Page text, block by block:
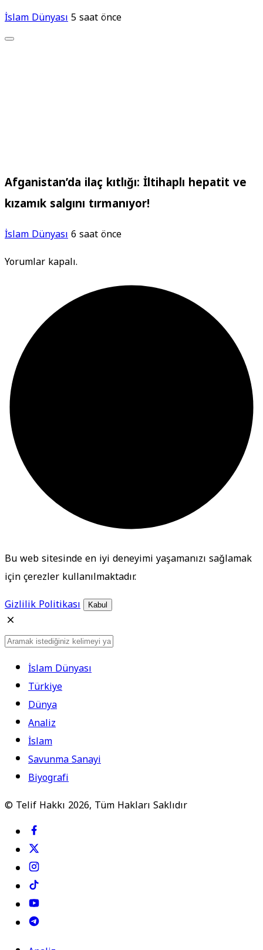
İslam Dünyası5 saat önce
Afganistan’da ilaç kıtlığı: İltihaplı hepatit ve
kızamık salgını tırmanıyor!
İslam Dünyası6 saat önce
Yorumlar kapalı.
Bu web sitesinde en iyi deneyimi yaşamanızı sağlamak
için çerezler kullanılmaktadır.
Gizlilik Politikası
Kabul
İslam Dünyası
Türkiye
Dünya
Analiz
İslam
Savunma Sanayi
Biyografi
© Telif Hakkı 2026, Tüm Hakları Saklıdır